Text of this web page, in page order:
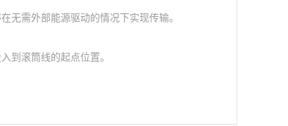
无需外部能源驱动的情况下实现传输。
到滚筒线的起点位置。